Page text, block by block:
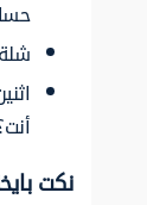
نكت